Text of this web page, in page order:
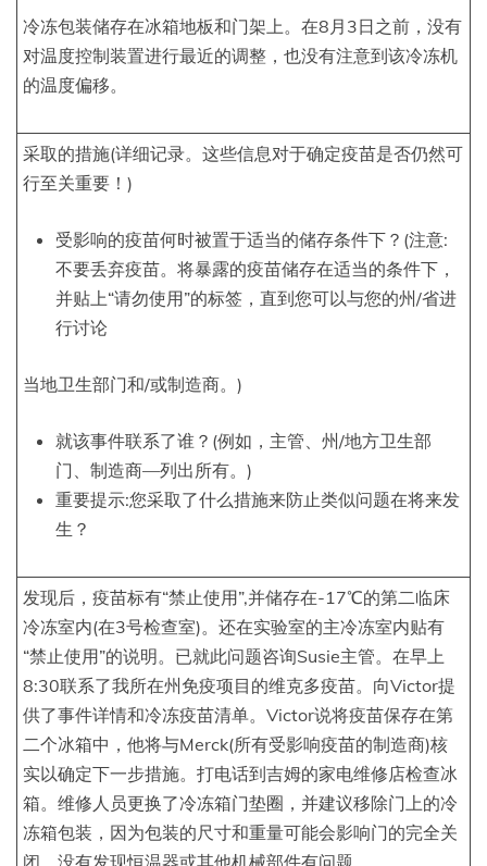
冷冻包装储存在冰箱地板和门架上。在8月3日之前，没有
对温度控制装置进行最近的调整，也没有注意到该冷冻机
的温度偏移。
采取的措施(详细记录。这些信息对于确定疫苗是否仍然可
行至关重要！)
受影响的疫苗何时被置于适当的储存条件下？(注意:
不要丢弃疫苗。将暴露的疫苗储存在适当的条件下，
并贴上“请勿使用”的标签，直到您可以与您的州/省进
行讨论
当地卫生部门和/或制造商。)
就该事件联系了谁？(例如，主管、州/地方卫生部
门、制造商—列出所有。)
重要提示:您采取了什么措施来防止类似问题在将来发
生？
发现后，疫苗标有“禁止使用”,并储存在-17℃的第二临床
冷冻室内(在3号检查室)。还在实验室的主冷冻室内贴有
“禁止使用”的说明。已就此问题咨询Susie主管。在早上
8:30联系了我所在州免疫项目的维克多疫苗。向Victor提
供了事件详情和冷冻疫苗清单。Victor说将疫苗保存在第
二个冰箱中，他将与Merck(所有受影响疫苗的制造商)核
实以确定下一步措施。打电话到吉姆的家电维修店检查冰
箱。维修人员更换了冷冻箱门垫圈，并建议移除门上的冷
冻箱包装，因为包装的尺寸和重量可能会影响门的完全关
闭。没有发现恒温器或其他机械部件有问题。